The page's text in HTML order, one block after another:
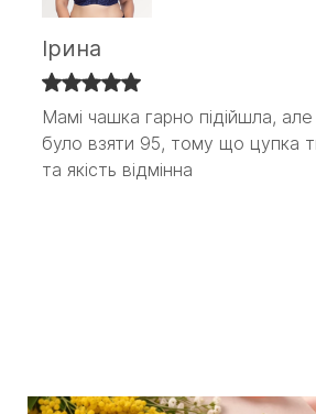
Ірина
Мамі чашка гарно підійшла,
було взяти 95, тому що цупка
та якість відмінна
Мамі чашка гарно підійшла,
було взяти 95, тому що цупка
та якість відмінна